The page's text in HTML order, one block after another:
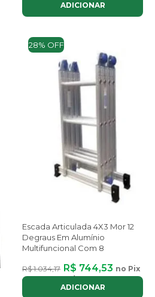
ADICIONAR
28% OFF
Escada Articulada 4X3 Mor 12
Degraus Em Alumínio
Multifuncional Com 8
R$ 1.034,17 R$ 744,53 no Pix
ou até
ADICIONAR